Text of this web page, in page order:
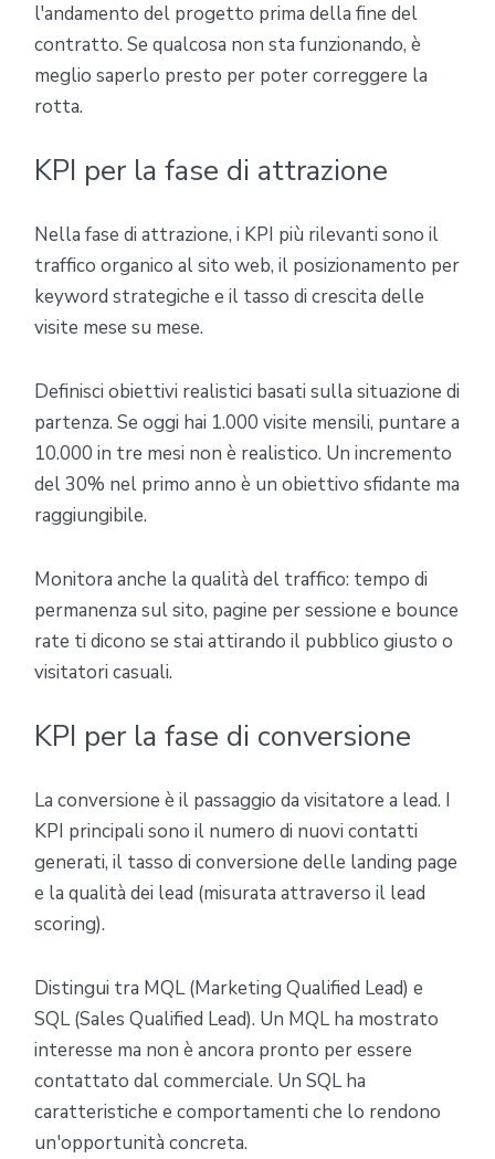
l'andamento del progetto prima della fine del
contratto. Se qualcosa non sta funzionando, è
meglio saperlo presto per poter correggere la
rotta.
KPI per la fase di attrazione
Nella fase di attrazione, i KPI più rilevanti sono il
traffico organico al sito web, il posizionamento per
keyword strategiche e il tasso di crescita delle
visite mese su mese.
Definisci obiettivi realistici basati sulla situazione di
partenza. Se oggi hai 1.000 visite mensili, puntare a
10.000 in tre mesi non è realistico. Un incremento
del 30% nel primo anno è un obiettivo sfidante ma
raggiungibile.
Monitora anche la qualità del traffico: tempo di
permanenza sul sito, pagine per sessione e bounce
rate ti dicono se stai attirando il pubblico giusto o
visitatori casuali.
KPI per la fase di conversione
La conversione è il passaggio da visitatore a lead. I
KPI principali sono il numero di nuovi contatti
generati, il tasso di conversione delle landing page
e la qualità dei lead (misurata attraverso il lead
scoring).
Distingui tra MQL (Marketing Qualified Lead) e
SQL (Sales Qualified Lead). Un MQL ha mostrato
interesse ma non è ancora pronto per essere
contattato dal commerciale. Un SQL ha
caratteristiche e comportamenti che lo rendono
un'opportunità concreta.